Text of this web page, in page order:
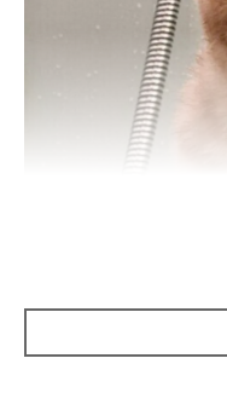
ねこのきもち投稿写真ギャラリー